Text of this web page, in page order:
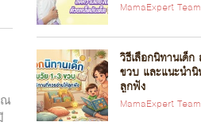
ณ
MamaExpert Team
วิธีเลือกนิทานเด็
ขวบ และแนะนำ
ลูกฟัง
MamaExpert Team